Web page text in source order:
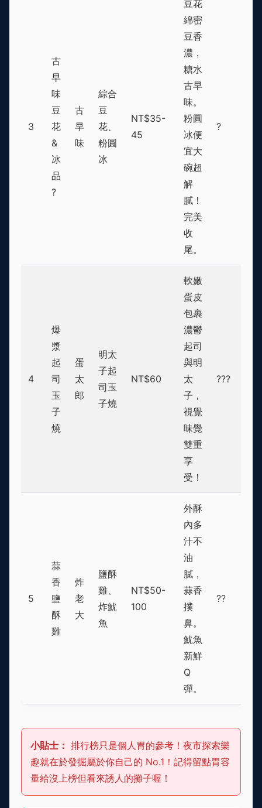
3
古
早
味
豆
花
&
冰
品
?
古
早
味
綜合
豆
花、
粉圓
冰
NT$35-
45
豆花
綿密
豆香
濃，
糖水
古早
味。
粉圓
冰便
宜大
碗超
解
膩！
完美
收
尾。
?
4
爆
漿
起
司
玉
子
燒
蛋
太
郎
明太
子起
司玉
子燒
NT$60
軟嫩
蛋皮
包裹
濃鬱
起司
與明
太
子，
視覺
味覺
雙重
享
受！
???
5
蒜
香
鹽
酥
雞
炸
老
大
鹽酥
雞、
炸魷
魚
NT$50-
100
外酥
內多
汁不
油
膩，
蒜香
撲
鼻。
魷魚
新鮮
Q
彈。
??
小貼士： 排行榜只是個人胃的參考！夜市探索樂
趣就在於發掘屬於你自己的 No.1！記得留點胃容
量給沒上榜但看來誘人的攤子喔！